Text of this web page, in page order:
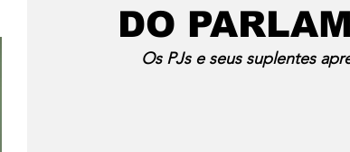
DO
Os PJs e seus suplentes